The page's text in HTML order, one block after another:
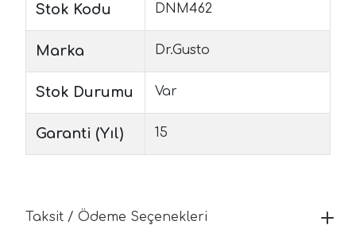
Stok Kodu DNM462
Marka Dr.Gusto
Stok Durumu Var
Garanti (Yıl) 15
Taksit / Ödeme Seçenekleri